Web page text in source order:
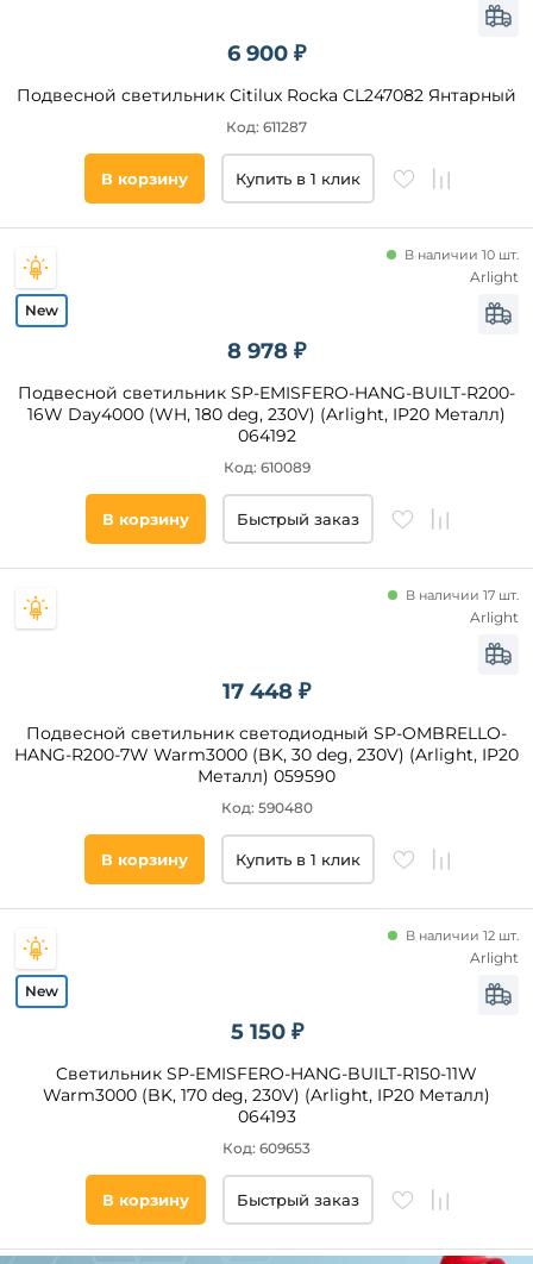
6 900 ₽
Подвесной светильник Citilux Rocka CL247082 Янтарный
Код: 611287
В корзину Купить в 1 клик
8 978 ₽
Подвесной светильник SP-EMISFERO-HANG-BUILT-R200-
16W Day4000 (WH, 180 deg, 230V) (Arlight, IP20 Металл)
064192
В наличии 10 шт.
Код: 610089
Arlight
В корзину Быстрый заказ
17 448 ₽
Подвесной светильник светодиодный SP-OMBRELLO-
HANG-R200-7W Warm3000 (BK, 30 deg, 230V) (Arlight, IP20
Металл) 059590
В наличии 17 шт.
Код: 590480
Arlight
В корзину Купить в 1 клик
5 150 ₽
Cветильник SP-EMISFERO-HANG-BUILT-R150-11W
Warm3000 (BK, 170 deg, 230V) (Arlight, IP20 Металл)
064193
В наличии 12 шт.
Код: 609653
Arlight
В корзину Быстрый заказ